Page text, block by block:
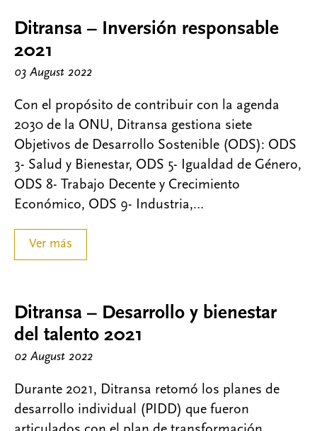
Ditransa – Inversión responsable
2021
03 August 2022
Con el propósito de contribuir con la agenda
2030 de la ONU, Ditransa gestiona siete
Objetivos de Desarrollo Sostenible (ODS): ODS
3- Salud y Bienestar, ODS 5- Igualdad de Género,
ODS 8- Trabajo Decente y Crecimiento
Económico, ODS 9- Industria,…
Ver más
Ditransa – Desarrollo y bienestar
del talento 2021
02 August 2022
Durante 2021, Ditransa retomó los planes de
desarrollo individual (PIDD) que fueron